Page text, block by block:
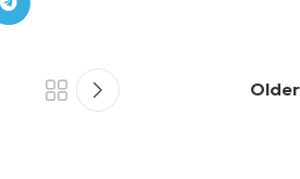
Older